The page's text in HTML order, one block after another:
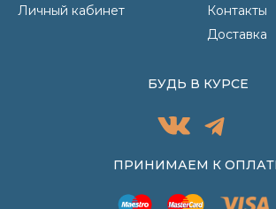
Личный кабинет
Контакты
Доставка
ПРИНИМАЕМ К
БУДЬ В КУРСЕ